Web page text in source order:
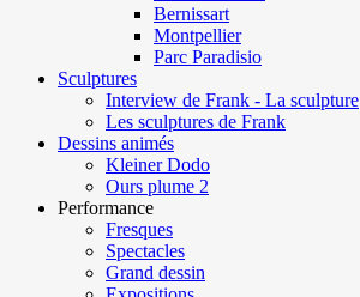
Bernissart
Montpellier
Parc Paradisio
Sculptures
Interview de Frank - La sculpture
Les sculptures de Frank
Dessins animés
Kleiner Dodo
Ours plume 2
Performance
Fresques
Spectacles
Grand dessin